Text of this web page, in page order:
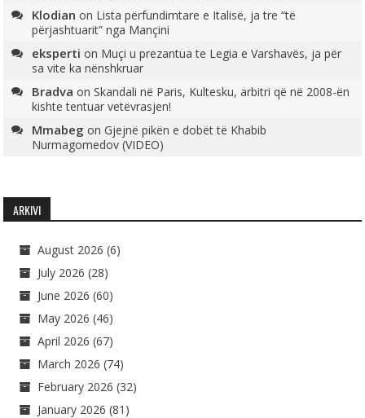
Klodian on Lista përfundimtare e Italisë, ja tre “të
përjashtuarit” nga Mançini
eksperti on Muçi u prezantua te Legia e Varshavës, ja për
sa vite ka nënshkruar
Bradva onSkandali në Paris, Kultesku, arbitri që në 2008-ën
kishte tentuar vetëvrasjen!
Mmabeg onGjejnë pikën e dobët të Khabib
Nurmagomedov (VIDEO)
ARKIVI
August 2026 (6)
July 2026 (28)
June 2026 (60)
May 2026 (46)
April 2026 (67)
March 2026 (74)
February 2026 (32)
January 2026 (81)